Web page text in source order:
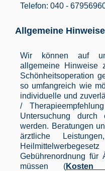
Telefon: 040 -
Allgemeine
Wir können auf
allgemeine Hinweise
Schönheitsoperation
so umfangreich wie
individuelle und
/
Untersuchung durch
werden. Beratungen
ärztliche
Gebührenordnung für
müssen (